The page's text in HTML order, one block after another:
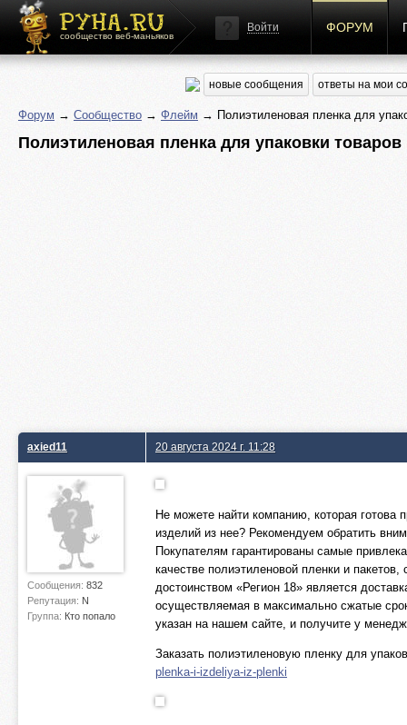
сообщество веб-маньяков
Войти ФОРУМ
новые сообщения ответы на мои
Форум → Сообщество → Флейм → Полиэтиленовая пленка для
Полиэтиленовая пленка для упаковки товаров
axied11
Сообщения: 832
Репутация: N
Группа: Кто попало
20 августа 2024 г. 11:28
Не можете найти компанию, которая
изделий из нее? Рекомендуем обратить
Покупателям гарантированы самые
качестве полиэтиленовой пленки и
достоинством «Регион 18» является
осуществляемая в максимально сжатые
указан на нашем сайте, и получите у
Заказать полиэтиленовую пленку для
plenka-i-izdeliya-iz-plenki